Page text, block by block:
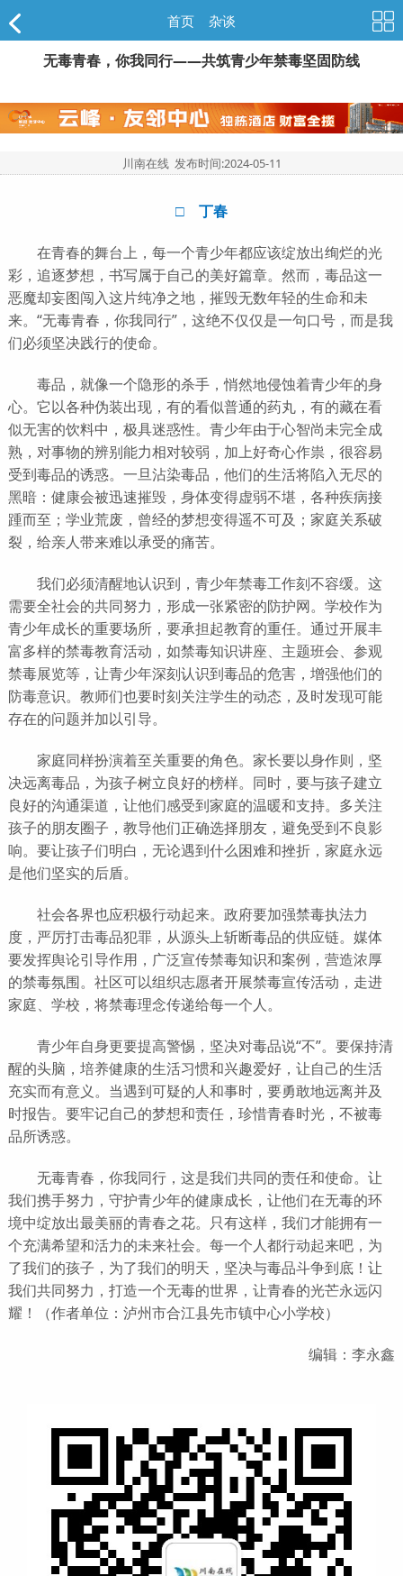
首页 杂谈
无毒青春，你我同行——共筑青少年禁毒坚固防线
川南在线 发布时间:2024-05-11
□ 丁春
在青春的舞台上，每一个青少年都应该绽放出绚烂的光
彩，追逐梦想，书写属于自己的美好篇章。然而，毒品这一
恶魔却妄图闯入这片纯净之地，摧毁无数年轻的生命和未
来。“无毒青春，你我同行”，这绝不仅仅是一句口号，而是我
们必须坚决践行的使命。
毒品，就像一个隐形的杀手，悄然地侵蚀着青少年的身
心。它以各种伪装出现，有的看似普通的药丸，有的藏在看
似无害的饮料中，极具迷惑性。青少年由于心智尚未完全成
熟，对事物的辨别能力相对较弱，加上好奇心作祟，很容易
受到毒品的诱惑。一旦沾染毒品，他们的生活将陷入无尽的
黑暗：健康会被迅速摧毁，身体变得虚弱不堪，各种疾病接
踵而至；学业荒废，曾经的梦想变得遥不可及；家庭关系破
裂，给亲人带来难以承受的痛苦。
我们必须清醒地认识到，青少年禁毒工作刻不容缓。这
需要全社会的共同努力，形成一张紧密的防护网。学校作为
青少年成长的重要场所，要承担起教育的重任。通过开展丰
富多样的禁毒教育活动，如禁毒知识讲座、主题班会、参观
禁毒展览等，让青少年深刻认识到毒品的危害，增强他们的
防毒意识。教师们也要时刻关注学生的动态，及时发现可能
存在的问题并加以引导。
家庭同样扮演着至关重要的角色。家长要以身作则，坚
决远离毒品，为孩子树立良好的榜样。同时，要与孩子建立
良好的沟通渠道，让他们感受到家庭的温暖和支持。多关注
孩子的朋友圈子，教导他们正确选择朋友，避免受到不良影
响。要让孩子们明白，无论遇到什么困难和挫折，家庭永远
是他们坚实的后盾。
社会各界也应积极行动起来。政府要加强禁毒执法力
度，严厉打击毒品犯罪，从源头上斩断毒品的供应链。媒体
要发挥舆论引导作用，广泛宣传禁毒知识和案例，营造浓厚
的禁毒氛围。社区可以组织志愿者开展禁毒宣传活动，走进
家庭、学校，将禁毒理念传递给每一个人。
青少年自身更要提高警惕，坚决对毒品说“不”。要保持清
醒的头脑，培养健康的生活习惯和兴趣爱好，让自己的生活
充实而有意义。当遇到可疑的人和事时，要勇敢地远离并及
时报告。要牢记自己的梦想和责任，珍惜青春时光，不被毒
品所诱惑。
无毒青春，你我同行，这是我们共同的责任和使命。让
我们携手努力，守护青少年的健康成长，让他们在无毒的环
境中绽放出最美丽的青春之花。只有这样，我们才能拥有一
个充满希望和活力的未来社会。每一个人都行动起来吧，为
了我们的孩子，为了我们的明天，坚决与毒品斗争到底！让
我们共同努力，打造一个无毒的世界，让青春的光芒永远闪
耀！（作者单位：泸州市合江县先市镇中心小学校）
编辑：李永鑫